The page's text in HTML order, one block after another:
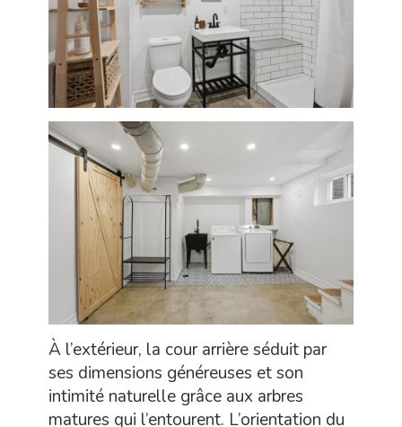
À l’extérieur, la cour arrière séduit par
ses dimensions généreuses et son
intimité naturelle grâce aux arbres
matures qui l’entourent. L’orientation du